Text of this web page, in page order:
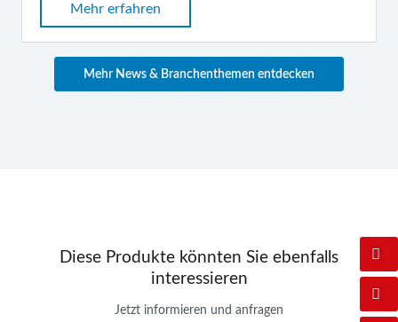
Mehr erfahren
Mehr News & Branchenthemen entdecken
Diese Produkte könnten Sie ebenfalls
interessieren
Jetzt informieren und anfragen